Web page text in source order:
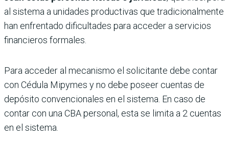
al sistema a unidades productivas que tradicionalmente
han enfrentado dificultades para acceder a servicios
financieros formales.
Para acceder al mecanismo el solicitante debe contar
con Cédula Mipymes y no debe poseer cuentas de
depósito convencionales en el sistema. En caso de
contar con una CBA personal, esta se limita a 2 cuentas
en el sistema.